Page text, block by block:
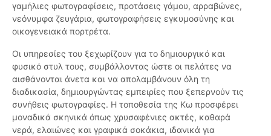
γαμήλιες φωτογραφίσεις, προτάσεις γάμου, αρραβώνες,
νεόνυμφα ζευγάρια, φωτογραφήσεις εγκυμοσύνης και
οικογενειακά πορτρέτα.
Οι υπηρεσίες του ξεχωρίζουν για το δημιουργικό και
φυσικό στυλ τους, συμβάλλοντας ώστε οι πελάτες να
αισθάνονται άνετα και να απολαμβάνουν όλη τη
διαδικασία, δημιουργώντας εμπειρίες που ξεπερνούν τις
συνήθεις φωτογραφίες. Η τοποθεσία της Κω προσφέρει
μοναδικά σκηνικά όπως χρυσαφένιες ακτές, καθαρά
νερά, ελαιώνες και γραφικά σοκάκια, ιδανικά για